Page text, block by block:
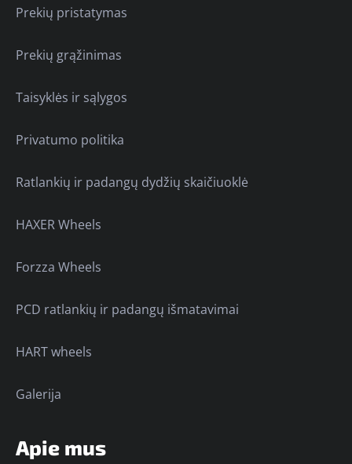
Prekių pristatymas
Prekių grąžinimas
Taisyklės ir sąlygos
Privatumo politika
Ratlankių ir padangų dydžių skaičiuoklė
HAXER Wheels
Forzza Wheels
PCD ratlankių ir padangų išmatavimai
HART wheels
Galerija
Apie mus